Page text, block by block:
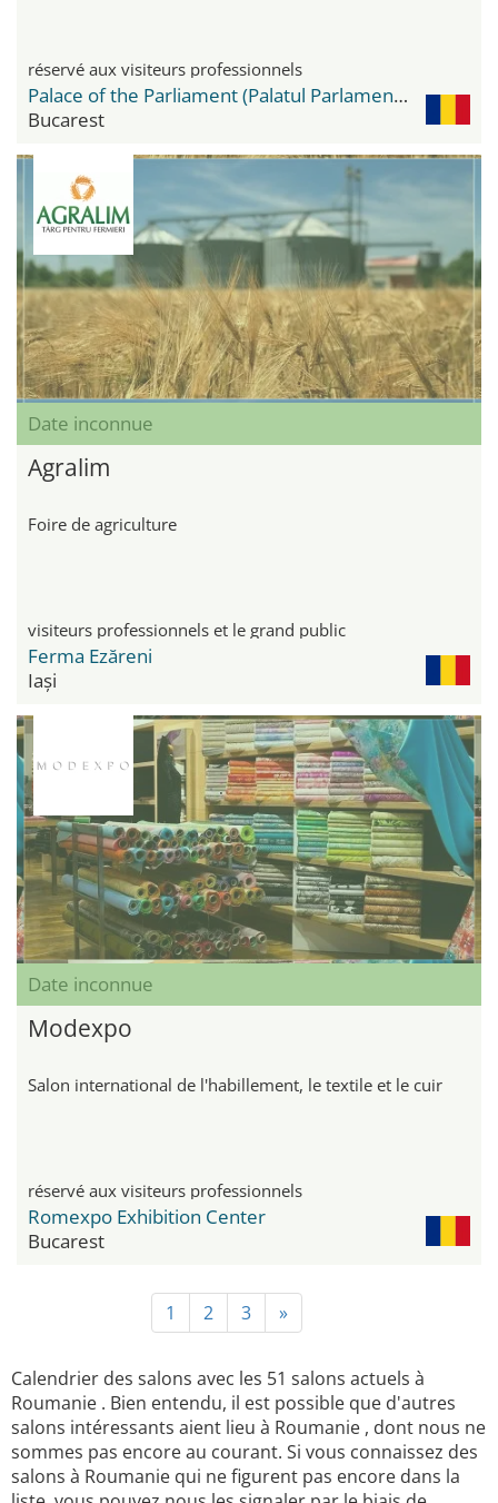
réservé aux visiteurs professionnels
Palace of the Parliament (Palatul Parlamentului)
Bucarest
Date inconnue
Agralim
Foire de agriculture
visiteurs professionnels et le grand public
Ferma Ezăreni
Iași
Date inconnue
Modexpo
Salon international de l'habillement, le textile et le cuir
réservé aux visiteurs professionnels
Romexpo Exhibition Center
Bucarest
1 2 3 »
Calendrier des salons avec les 51 salons actuels à
Roumanie . Bien entendu, il est possible que d'autres
salons intéressants aient lieu à Roumanie , dont nous ne
sommes pas encore au courant. Si vous connaissez des
salons à Roumanie qui ne figurent pas encore dans la